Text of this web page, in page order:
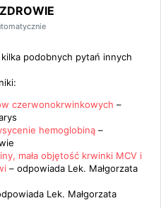
podobnych pytań innych
czerwonokrwinkowych –
hemoglobiną –
mała objętość krwinki MCV i
– odpowiada Lek. Małgorzata
Lek. Małgorzata